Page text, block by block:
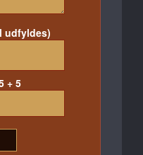
udfyldes)
+ 5